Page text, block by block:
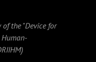
the "Device for
)